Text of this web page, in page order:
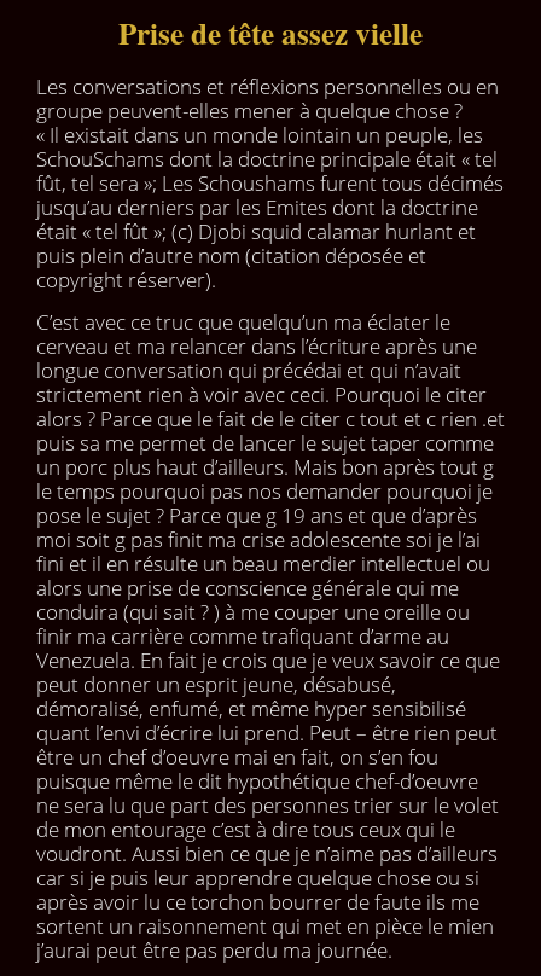
Prise de tête assez vielle
Les conversations et réflexions personnelles ou en
groupe peuvent-elles mener à quelque chose ?
« Il existait dans un monde lointain un peuple, les
SchouSchams dont la doctrine principale était « tel
fût, tel sera »; Les Schoushams furent tous décimés
jusqu’au derniers par les Emites dont la doctrine
était « tel fût »; (c) Djobi squid calamar hurlant et
puis plein d’autre nom (citation déposée et
copyright réserver).
C’est avec ce truc que quelqu’un ma éclater le
cerveau et ma relancer dans l’écriture après une
longue conversation qui précédai et qui n’avait
strictement rien à voir avec ceci. Pourquoi le citer
alors ? Parce que le fait de le citer c tout et c rien .et
puis sa me permet de lancer le sujet taper comme
un porc plus haut d’ailleurs. Mais bon après tout g
le temps pourquoi pas nos demander pourquoi je
pose le sujet ? Parce que g 19 ans et que d’après
moi soit g pas finit ma crise adolescente soi je l’ai
fini et il en résulte un beau merdier intellectuel ou
alors une prise de conscience générale qui me
conduira (qui sait ? ) à me couper une oreille ou
finir ma carrière comme trafiquant d’arme au
Venezuela. En fait je crois que je veux savoir ce que
peut donner un esprit jeune, désabusé,
démoralisé, enfumé, et même hyper sensibilisé
quant l’envi d’écrire lui prend. Peut – être rien peut
être un chef d’oeuvre mai en fait, on s’en fou
puisque même le dit hypothétique chef-d’oeuvre
ne sera lu que part des personnes trier sur le volet
de mon entourage c’est à dire tous ceux qui le
voudront. Aussi bien ce que je n’aime pas d’ailleurs
car si je puis leur apprendre quelque chose ou si
après avoir lu ce torchon bourrer de faute ils me
sortent un raisonnement qui met en pièce le mien
j’aurai peut être pas perdu ma journée.